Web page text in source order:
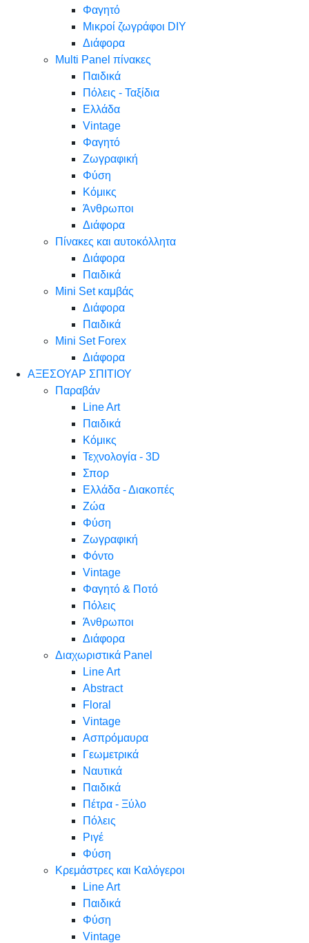
Φαγητό
Μικροί ζωγράφοι DIY
Διάφορα
Multi Panel πίνακες
Παιδικά
Πόλεις - Ταξίδια
Ελλάδα
Vintage
Φαγητό
Ζωγραφική
Φύση
Κόμικς
Άνθρωποι
Διάφορα
Πίνακες και αυτοκόλλητα
Διάφορα
Παιδικά
Mini Set καμβάς
Διάφορα
Παιδικά
Mini Set Forex
Διάφορα
ΑΞΕΣΟΥΑΡ ΣΠΙΤΙΟΥ
Παραβάν
Line Art
Παιδικά
Κόμικς
Τεχνολογία - 3D
Σπορ
Ελλάδα - Διακοπές
Ζώα
Φύση
Ζωγραφική
Φόντο
Vintage
Φαγητό & Ποτό
Πόλεις
Άνθρωποι
Διάφορα
Διαχωριστικά Panel
Line Art
Abstract
Floral
Vintage
Ασπρόμαυρα
Γεωμετρικά
Ναυτικά
Παιδικά
Πέτρα - Ξύλο
Πόλεις
Ριγέ
Φύση
Κρεμάστρες και Καλόγεροι
Line Art
Παιδικά
Φύση
Vintage